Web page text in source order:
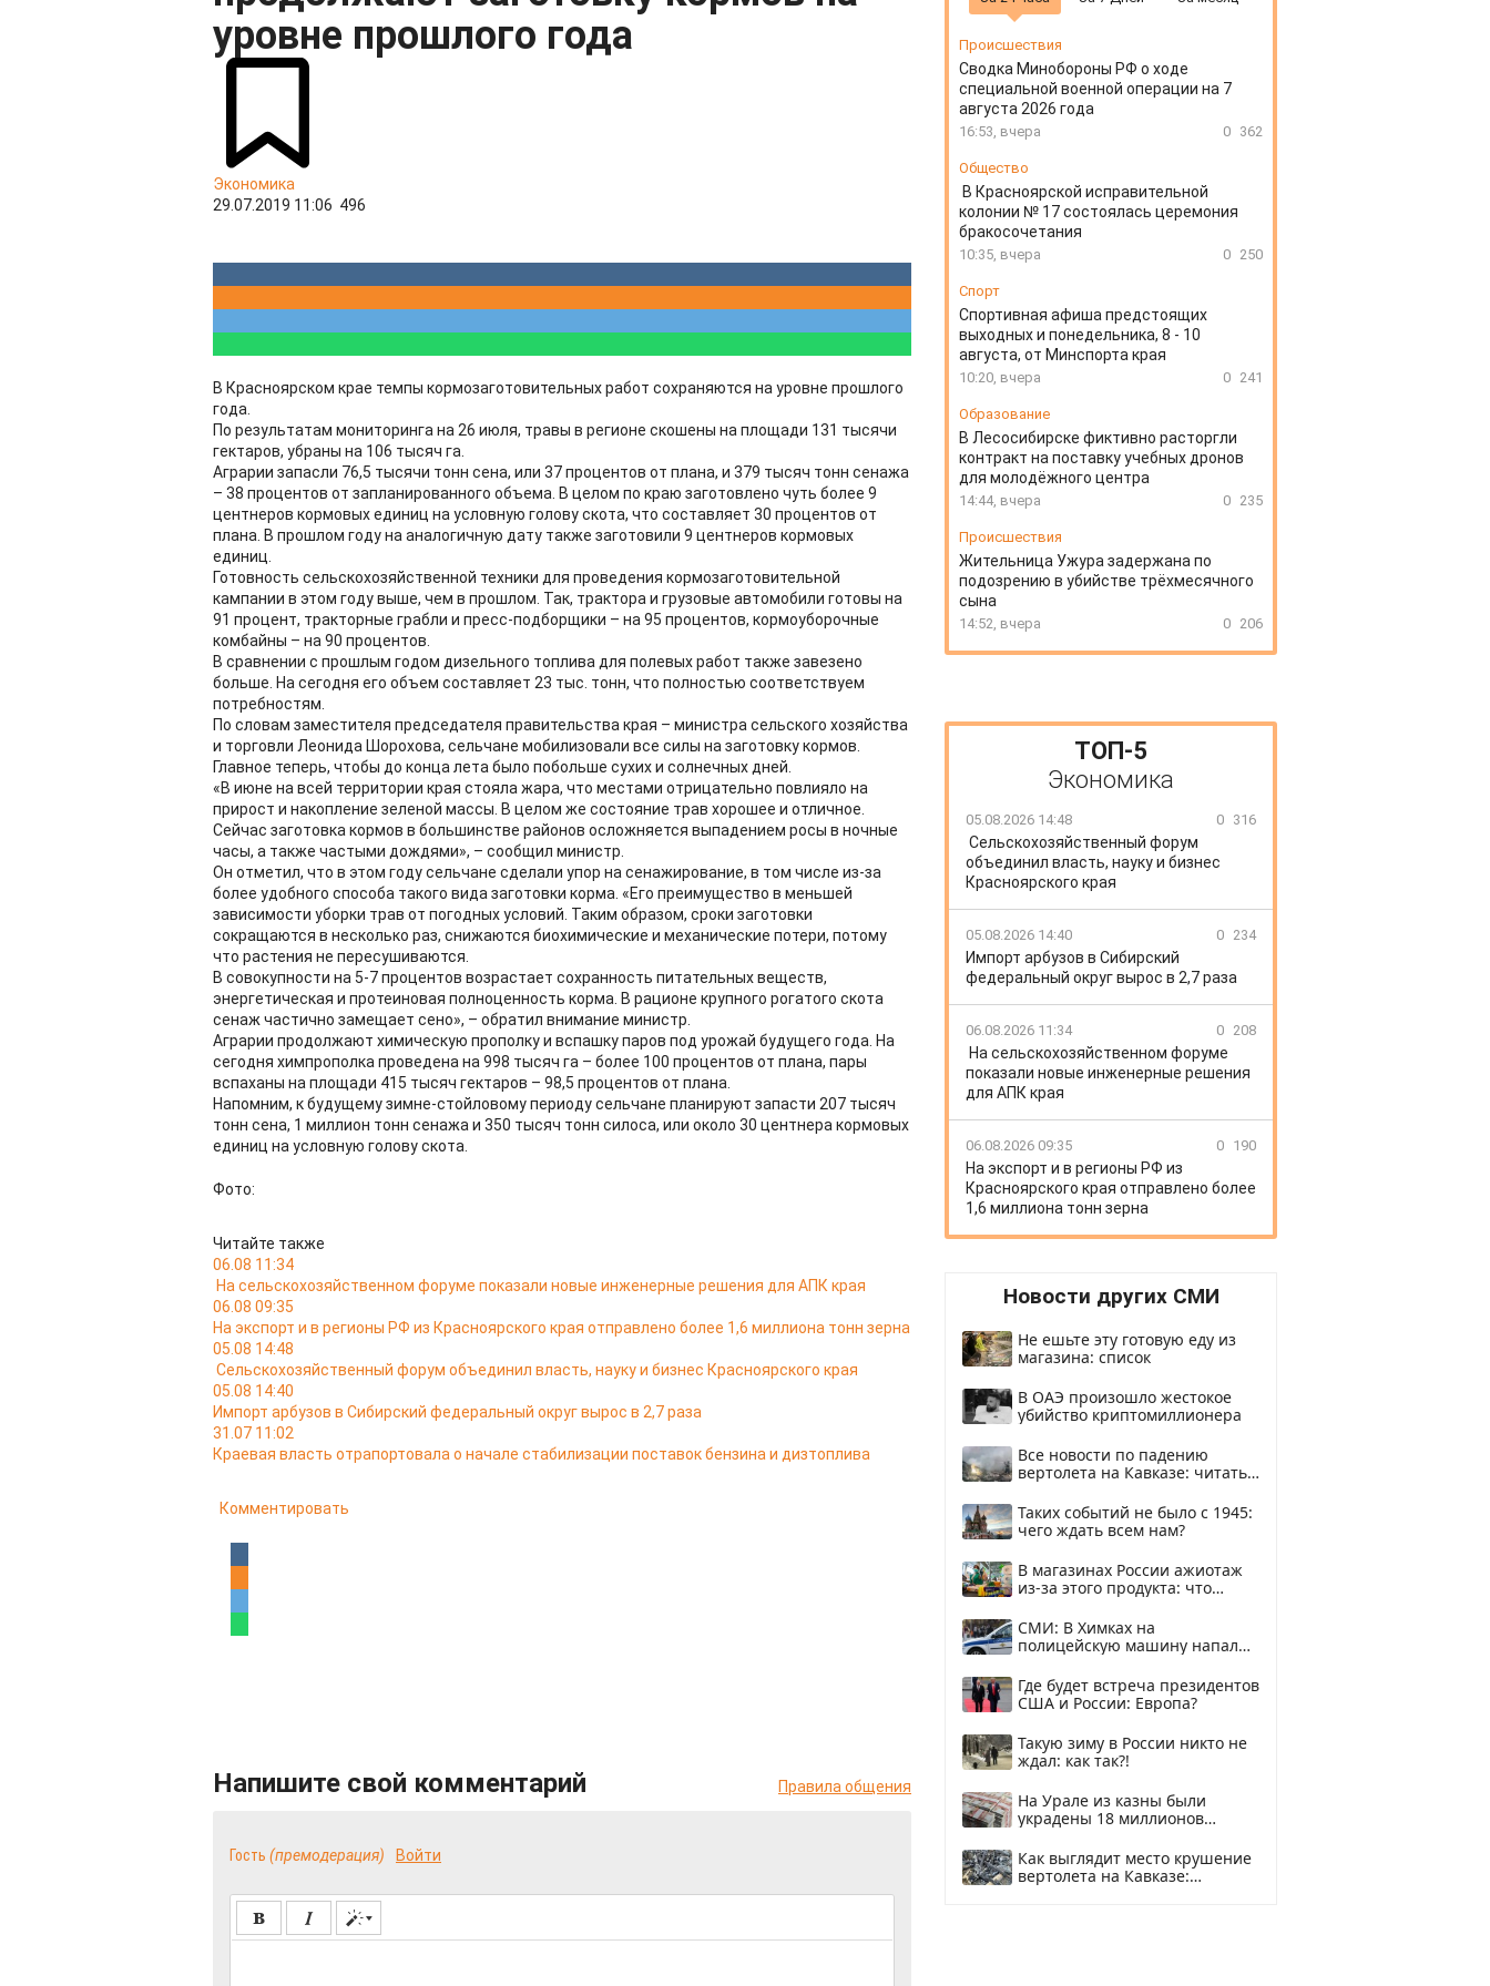
уровне прошлого года
Экономика
29.07.2019 11:06 496
В Красноярском крае темпы кормозаготовительных работ сохраняются на уровне прошлого
года.
По результатам мониторинга на 26 июля, травы в регионе скошены на площади 131 тысячи
гектаров, убраны на 106 тысяч га.
Аграрии запасли 76,5 тысячи тонн сена, или 37 процентов от плана, и 379 тысяч тонн сенажа
– 38 процентов от запланированного объема. В целом по краю заготовлено чуть более 9
центнеров кормовых единиц на условную голову скота, что составляет 30 процентов от
плана. В прошлом году на аналогичную дату также заготовили 9 центнеров кормовых
единиц.
Готовность сельскохозяйственной техники для проведения кормозаготовительной
кампании в этом году выше, чем в прошлом. Так, трактора и грузовые автомобили готовы на
91 процент, тракторные грабли и пресс-подборщики – на 95 процентов, кормоуборочные
комбайны – на 90 процентов.
В сравнении с прошлым годом дизельного топлива для полевых работ также завезено
больше. На сегодня его объем составляет 23 тыс. тонн, что полностью соответствуем
потребностям.
По словам заместителя председателя правительства края – министра сельского хозяйства
и торговли Леонида Шорохова, сельчане мобилизовали все силы на заготовку кормов.
Главное теперь, чтобы до конца лета было побольше сухих и солнечных дней.
«В июне на всей территории края стояла жара, что местами отрицательно повлияло на
прирост и накопление зеленой массы. В целом же состояние трав хорошее и отличное.
Сейчас заготовка кормов в большинстве районов осложняется выпадением росы в ночные
часы, а также частыми дождями», – сообщил министр.
Он отметил, что в этом году сельчане сделали упор на сенажирование, в том числе из-за
более удобного способа такого вида заготовки корма. «Его преимущество в меньшей
зависимости уборки трав от погодных условий. Таким образом, сроки заготовки
сокращаются в несколько раз, снижаются биохимические и механические потери, потому
что растения не пересушиваются.
В совокупности на 5-7 процентов возрастает сохранность питательных веществ,
энергетическая и протеиновая полноценность корма. В рационе крупного рогатого скота
сенаж частично замещает сено», – обратил внимание министр.
Аграрии продолжают химическую прополку и вспашку паров под урожай будущего года. На
сегодня химпрополка проведена на 998 тысяч га – более 100 процентов от плана, пары
вспаханы на площади 415 тысяч гектаров – 98,5 процентов от плана.
Напомним, к будущему зимне-стойловому периоду сельчане планируют запасти 207 тысяч
тонн сена, 1 миллион тонн сенажа и 350 тысяч тонн силоса, или около 30 центнера кормовых
единиц на условную голову скота.
Фото:
Читайте также
06.08 11:34
На сельскохозяйственном форуме показали новые инженерные решения для АПК края
06.08 09:35
На экспорт и в регионы РФ из Красноярского края отправлено более 1,6 миллиона тонн зерна
05.08 14:48
Сельскохозяйственный форум объединил власть, науку и бизнес Красноярского края
05.08 14:40
Импорт арбузов в Сибирский федеральный округ вырос в 2,7 раза
31.07 11:02
Краевая власть отрапортовала о начале стабилизации поставок бензина и дизтоплива
Комментировать
Напишите свой комментарий Правила общения
Гость (премодерация) Войти
Происшествия
Сводка Минобороны РФ о ходе
специальной военной операции на 7
августа 2026 года
16:53, вчера 0 362
Общество
В Красноярской исправительной
колонии № 17 состоялась церемония
бракосочетания
10:35, вчера 0 250
Спорт
Спортивная афиша предстоящих
выходных и понедельника, 8 - 10
августа, от Минспорта края
10:20, вчера 0 241
Образование
В Лесосибирске фиктивно расторгли
контракт на поставку учебных дронов
для молодёжного центра
14:44, вчера 0 235
Происшествия
Жительница Ужура задержана по
подозрению в убийстве трёхмесячного
сына
14:52, вчера 0 206
ТОП-5
Экономика
05.08.2026 14:48 0 316
Сельскохозяйственный форум
объединил власть, науку и бизнес
Красноярского края
05.08.2026 14:40 0 234
Импорт арбузов в Сибирский
федеральный округ вырос в 2,7 раза
06.08.2026 11:34 0 208
На сельскохозяйственном форуме
показали новые инженерные решения
для АПК края
06.08.2026 09:35 0 190
На экспорт и в регионы РФ из
Красноярского края отправлено более
1,6 миллиона тонн зерна
Новости других СМИ
Не ешьте эту готовую еду из
магазина: список
В ОАЭ произошло жестокое
убийство криптомиллионера
Все новости по падению
вертолета на Кавказе: читать
Таких событий не было с 1945:
чего ждать всем нам?
В магазинах России ажиотаж
из-за этого продукта: что
СМИ: В Химках на
полицейскую машину напали
Где будет встреча президентов
США и России: Европа?
Такую зиму в России никто не
ждал: как так?!
На Урале из казны были
украдены 18 миллионов
Как выглядит место крушение
вертолета на Кавказе: